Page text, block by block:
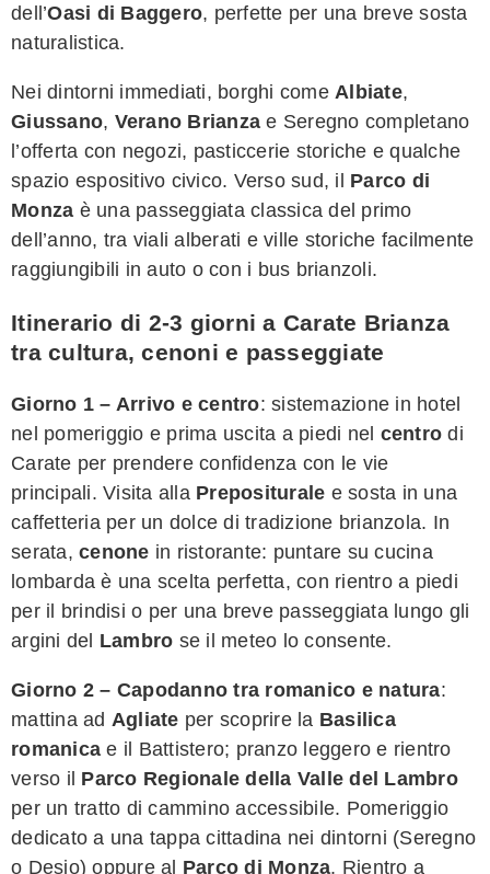
dell’Oasi di Baggero, perfette per una breve sosta
naturalistica.
Nei dintorni immediati, borghi come Albiate,
Giussano, Verano Brianza e Seregno completano
l’offerta con negozi, pasticcerie storiche e qualche
spazio espositivo civico. Verso sud, il Parco di
Monza è una passeggiata classica del primo
dell’anno, tra viali alberati e ville storiche facilmente
raggiungibili in auto o con i bus brianzoli.
Itinerario di 2-3 giorni a Carate Brianza
tra cultura, cenoni e passeggiate
Giorno 1 – Arrivo e centro: sistemazione in hotel
nel pomeriggio e prima uscita a piedi nel centro di
Carate per prendere confidenza con le vie
principali. Visita alla Prepositurale e sosta in una
caffetteria per un dolce di tradizione brianzola. In
serata, cenone in ristorante: puntare su cucina
lombarda è una scelta perfetta, con rientro a piedi
per il brindisi o per una breve passeggiata lungo gli
argini del Lambro se il meteo lo consente.
Giorno 2 – Capodanno tra romanico e natura:
mattina ad Agliate per scoprire la Basilica
romanica e il Battistero; pranzo leggero e rientro
verso il Parco Regionale della Valle del Lambro
per un tratto di cammino accessibile. Pomeriggio
dedicato a una tappa cittadina nei dintorni (Seregno
o Desio) oppure al Parco di Monza. Rientro a